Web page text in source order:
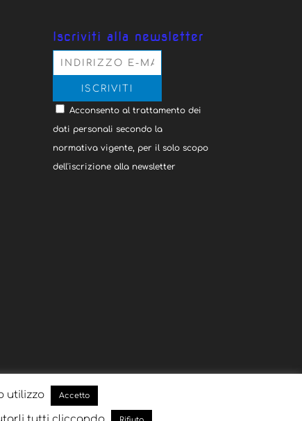
Iscriviti alla newsletter
Acconsento al trattamento dei
dati personali secondo la
normativa vigente, per il solo scopo
dell'iscrizione alla newsletter
utilizzo Accetto